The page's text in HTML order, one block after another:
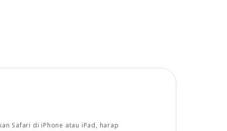
Safari di iPhone atau iPad, harap